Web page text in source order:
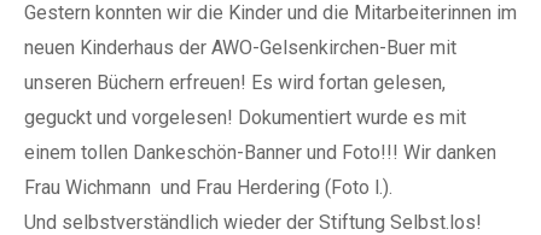
Gestern konnten wir die Kinder und die Mitarbeiterinnen im
neuen Kinderhaus der AWO-Gelsenkirchen-Buer mit
unseren Büchern erfreuen! Es wird fortan gelesen,
geguckt und vorgelesen! Dokumentiert wurde es mit
einem tollen Dankeschön-Banner und Foto!!! Wir danken
Frau Wichmann und Frau Herdering (Foto l.).
Und selbstverständlich wieder der Stiftung Selbst.los!